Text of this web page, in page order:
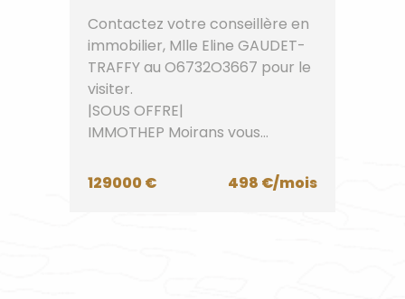
Contactez votre conseillère en
immobilier, Mlle Eline GAUDET-
TRAFFY au O6732O3667 pour le
visiter.
|SOUS OFFRE|
IMMOTHEP Moirans vous
129000 €
498 €/mois